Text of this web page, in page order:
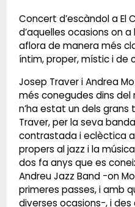
Concert d’escàndol a El
d’aquelles ocasions on
aflora de manera més
íntim, proper, místic i de
Josep Traver i Andrea
més conegudes dins
n’ha estat un dels grans
Traver, per la seva
contrastada i eclèctica
propers al jazz i la
dos fa anys que es
Andreu Jazz Band -on
primeres passes, i amb
diverses ocasions-, i des